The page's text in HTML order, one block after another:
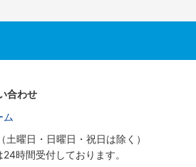
合わせ
ム
曜日・日曜日・祝日は除く）
時間受付しております。